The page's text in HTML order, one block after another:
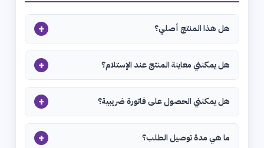
هل هذا المنتج أصلي؟ +
هل يمكنني معاينة المنتج عند الإستلام؟ +
هل يمكنني الحصول على فاتورة ضريبية؟ +
ما هي مدة توصيل الطلب؟ +